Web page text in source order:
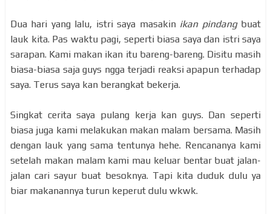
Dua hari yang lalu, istri saya masakin ikan pindangbuat
lauk kita. Pas waktu pagi, seperti biasa saya dan istri saya
sarapan. Kami makan ikan itu bareng-bareng. Disitu masih
biasa-biasa saja guys ngga terjadi reaksi apapun terhadap
saya. Terus saya kan berangkat bekerja.
Singkat cerita saya pulang kerja kan guys. Dan seperti
biasa juga kami melakukan makan malam bersama. Masih
dengan lauk yang sama tentunya hehe. Rencananya kami
setelah makan malam kami mau keluar bentar buat jalan-
jalan cari sayur buat besoknya. Tapi kita duduk dulu ya
biar makanannya turun keperut dulu wkwk.